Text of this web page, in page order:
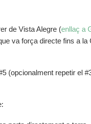
de Vista Alegre (enllaç a
va força directe fins a la
(opcionalment repetir el